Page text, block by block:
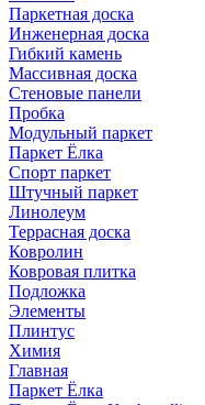
Паркетная доска
Инженерная доска
Гибкий камень
Массивная доска
Стеновые панели
Пробка
Модульный паркет
Паркет Ёлка
Спорт паркет
Штучный паркет
Линолеум
Террасная доска
Ковролин
Ковровая плитка
Подложка
Элементы
Плинтус
Химия
Главная
Паркет Ёлка